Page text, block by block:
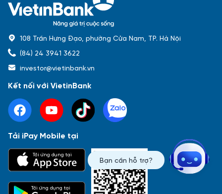
Báo cáo tài chính Thông tin giao dịch
Sự kiện
Bạn cần hỗ trợ?
108 Trần Hưng Đạo, phường Cửa Nam, TP. Hà Nội
(84) 24 3941 3622
investor@vietinbank.vn
Kết nối với VietinBank
Tải iPay Mobile tại
Tải ứng dụng tại
Tải ứng dụng tại